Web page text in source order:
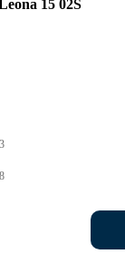
15 02S